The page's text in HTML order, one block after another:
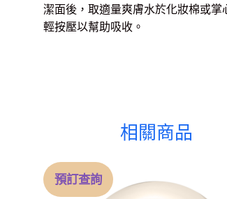
潔面後，取適量爽膚水於化妝棉或
輕按壓以幫助吸收。
相關商品
預訂查詢